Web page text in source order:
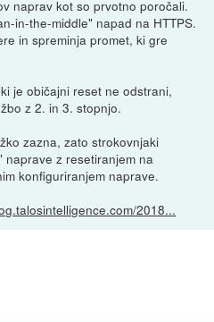
naprav kot so prvotno poročali.
in-the-middle" napad na HTTPS.
in spreminja promet, ki gre
je običajni reset ne odstrani,
z 2. in 3. stopnjo.
zazna, zato strokovnjaki
naprave z resetiranjem na
konfiguriranjem naprave.
2018...